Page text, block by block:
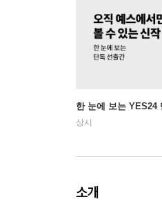
한 눈에 보는 YES24
상시
소개